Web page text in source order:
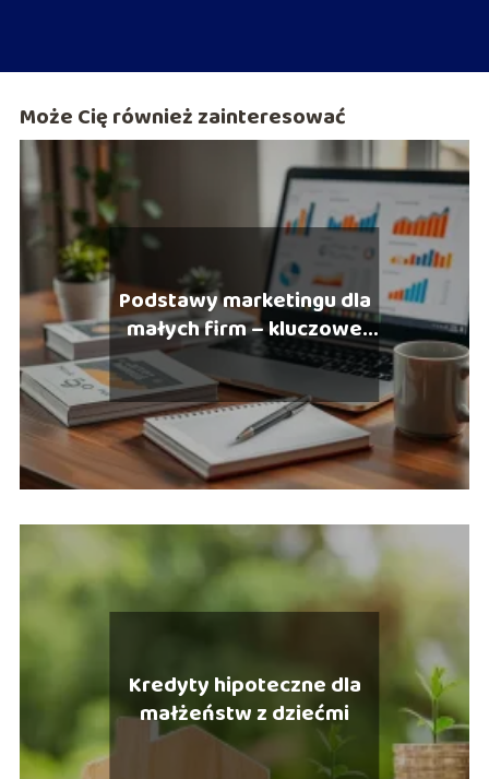
Może Cię również zainteresować
Podstawy marketingu dla
małych firm – kluczowe
strategie i narzędzia
Kredyty hipoteczne dla
małżeństw z dziećmi